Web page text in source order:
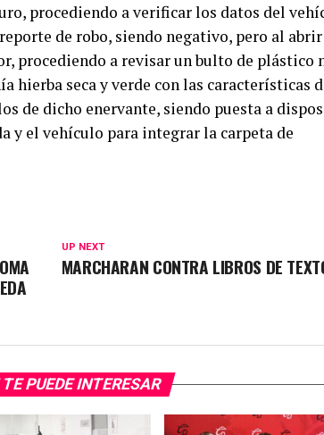
procediendo a verificar los datos del
de robo, siendo negativo, pero al
procediendo a revisar un bulto de plástico
hierba seca y verde con las características
de dicho enervante, siendo puesta a
y el vehículo para integrar la carpeta de
UP NEXT
MARCHARAN CONTRA LIBROS DE
PUEDE INTERESAR